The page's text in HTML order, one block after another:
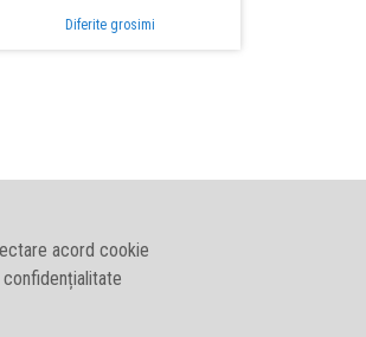
Diferite grosimi
acord cookie